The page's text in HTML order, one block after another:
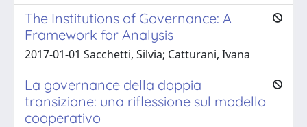
The Institutions of Governance: A
Framework for Analysis
2017-01-01 Sacchetti, Silvia; Catturani, Ivana
La governance della doppia
transizione: una riflessione sul modello
cooperativo